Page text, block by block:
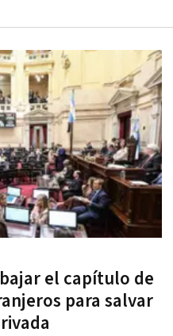
el capítulo de
para salvar